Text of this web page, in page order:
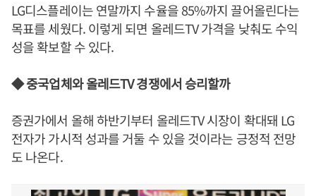
LG디스플레이는 연말까지 수율을 85%까지 끌어올린다는
목표를 세웠다. 이렇게 되면 올레드TV 가격을 낮춰도 수익
성을 확보할 수 있다.
◆ 중국업체와 올레드TV 경쟁에서 승리할까
증권가에서 올해 하반기부터 올레드TV 시장이 확대돼 LG
전자가 가시적 성과를 거둘 수 있을 것이라는 긍정적 전망
도 나온다.